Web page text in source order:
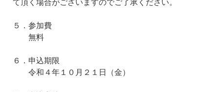
５．参加費
無料
６．申込期限
令和４年１０月２１日（金）